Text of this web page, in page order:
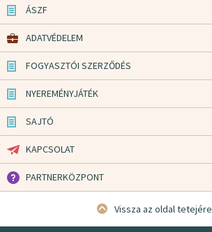
ÁSZF
ADATVÉDELEM
FOGYASZTÓI SZERZŐDÉS
NYEREMÉNYJÁTÉK
SAJTÓ
KAPCSOLAT
PARTNERKÖZPONT
Vissza az oldal tetejére